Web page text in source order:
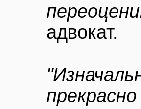
адвокат.